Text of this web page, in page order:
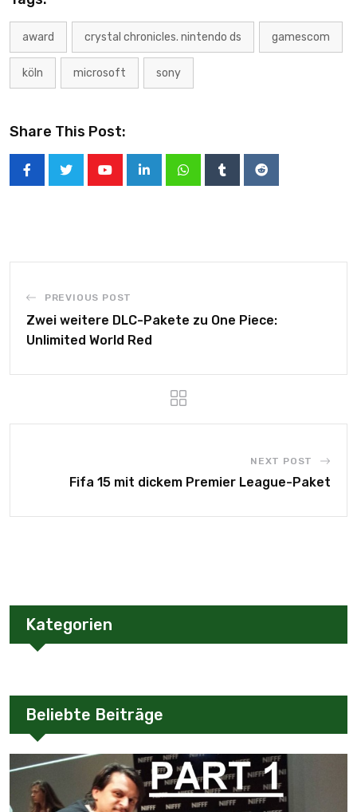
award crystal chronicles. nintendo ds gamescom
köln microsoft sony
Share This Post:
PREVIOUS POST
Zwei weitere DLC-Pakete zu One Piece:
Unlimited World Red
NEXT POST
Fifa 15 mit dickem Premier League-Paket
Kategorien
Beliebte Beiträge